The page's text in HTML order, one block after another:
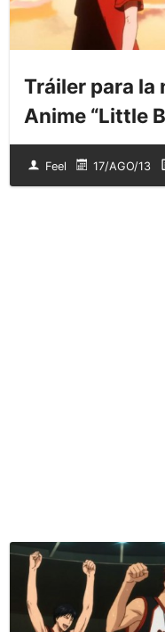
Tráiler para la
Anime “Little
Feel 17/AGO/13